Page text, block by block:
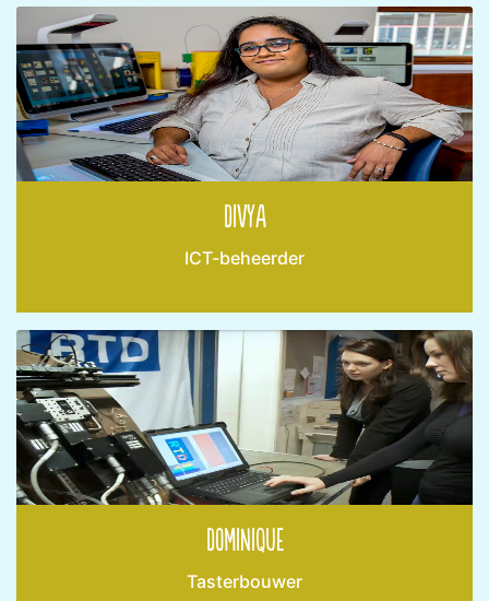
Divya
ICT-beheerder
Dominique
Tasterbouwer